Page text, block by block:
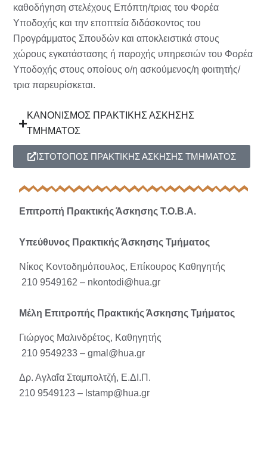
καθοδήγηση στελέχους Επόπτη/τριας του Φορέα
Υποδοχής και την εποπτεία διδάσκοντος του
Προγράμματος Σπουδών και αποκλειστικά στους
χώρους εγκατάστασης ή παροχής υπηρεσιών του Φορέα
Υποδοχής στους οποίους ο/η ασκούμενος/η φοιτητής/
τρια παρευρίσκεται.
ΚΑΝΟΝΙΣΜΟΣ ΠΡΑΚΤΙΚΗΣ ΑΣΚΗΣΗΣ
ΤΜΗΜΑΤΟΣ
ΙΣΤΟΤΟΠΟΣ ΠΡΑΚΤΙΚΗΣ ΑΣΚΗΣΗΣ ΤΜΗΜΑΤΟΣ
Επιτροπή Πρακτικής Άσκησης Τ.Ο.Β.Α.
Υπεύθυνος Πρακτικής Άσκησης Τμήματος
Νίκος Κοντοδημόπουλος, Επίκουρος Καθηγητής
210 9549162 – nkontodi@hua.gr
Μέλη Επιτροπής Πρακτικής Άσκησης Τμήματος
Γιώργος Μαλινδρέτος, Καθηγητής
210 9549233 – gmal@hua.gr
Δρ. Αγλαΐα Σταμπολτζή, Ε.ΔΙ.Π.
210 9549123 – lstamp@hua.gr